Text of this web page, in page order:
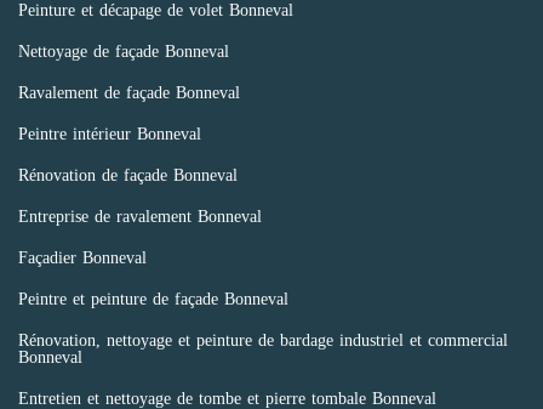
Peinture et décapage de volet Bonneval
Nettoyage de façade Bonneval
Ravalement de façade Bonneval
Peintre intérieur Bonneval
Rénovation de façade Bonneval
Entreprise de ravalement Bonneval
Façadier Bonneval
Peintre et peinture de façade Bonneval
Rénovation, nettoyage et peinture de bardage industriel et commercial
Bonneval
Entretien et nettoyage de tombe et pierre tombale Bonneval